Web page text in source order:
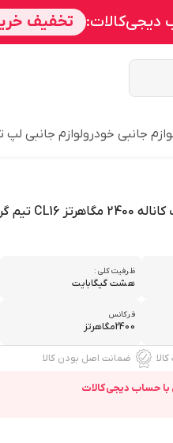
جانبی خودرولوازم جانبی لپ
ظرفیت کلی :
هشت گیگابایت
فرکانس
2400مگاهرتز
ضمانت اصل بودن کالا